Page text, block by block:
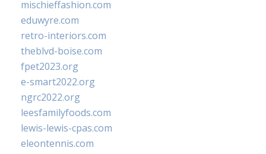
mischieffashion.com
eduwyre.com
retro-interiors.com
theblvd-boise.com
fpet2023.org
e-smart2022.org
ngrc2022.org
leesfamilyfoods.com
lewis-lewis-cpas.com
eleontennis.com